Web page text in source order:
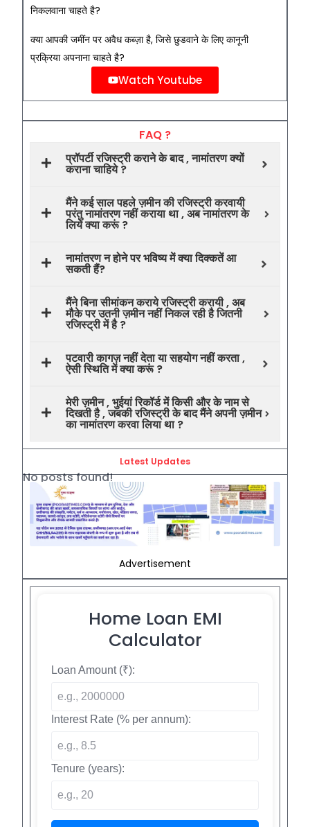
निकलवाना चाहते है?
क्या आपकी जमींन पर अवैध कब्ज़ा है, जिसे छुडवाने के लिए कानूनी
प्रक्रिया अपनाना चाहते है?
Watch Youtube
FAQ ?
प्रॉपर्टी रजिस्ट्री कराने के बाद , नामांतरण क्यों
कराना चाहिये ?
मैंने कई साल पहले ज़मीन की रजिस्ट्री करवायी
परंतु नामांतरण नहीं कराया था , अब नामांतरण के
लिये क्या करूं ?
नामांतरण न होने पर भविष्य में क्या दिक्कतें आ
सकती हैं?
मैंने बिना सीमांकन कराये रजिस्ट्री करायी , अब
मौके पर उतनी ज़मीन नहीं निकल रही है जितनी
रजिस्ट्री में है ?
पटवारी कागज़ नहीं देता या सहयोग नहीं करता ,
ऐसी स्थिति में क्या करूं ?
मेरी ज़मीन , भुईयां रिकॉर्ड में किसी और के नाम से
दिखती है , जबकी रजिस्ट्री के बाद मैंने अपनी ज़मीन
का नामांतरण करवा लिया था ?
Latest Updates
No posts found!
Advertisement
Home Loan EMI
Calculator
Loan Amount (₹):
Interest Rate (% per annum):
Tenure (years):